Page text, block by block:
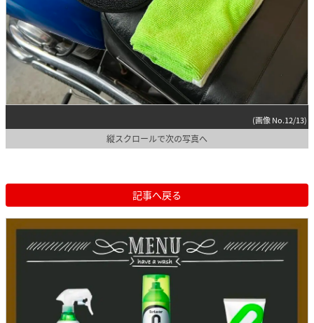
(画像 No.12/13)
縦スクロールで次の写真へ
記事へ戻る